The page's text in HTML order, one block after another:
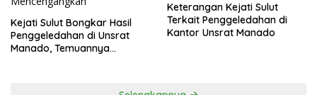
Kejati Sulut Bongkar Hasil
Penggeledahan di Unsrat
Manado, Temuannya
Keterangan Kejati Sulut
Terkait Penggeledahan di
Kantor Unsrat Manado